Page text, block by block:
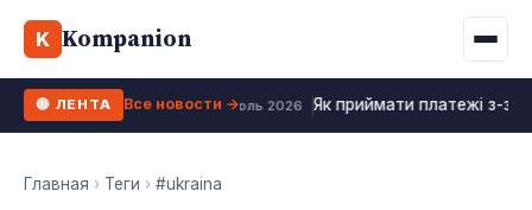
K Kompanion
Калькулятор МФО
Все 10 МФО →
Жизни
WhiteBIT
Kuna
Ипотека
Депозит
Рефинансирование
ФОП налоги
🔴 ЛЕНТА 18 июль 2026 Як приймати платежі з-
Все новости →
Главная › Теги › #ukraina